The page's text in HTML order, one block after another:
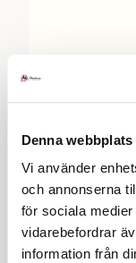
Denna
Vi använder
och annonserna
för sociala
vidarebefordrar
information från